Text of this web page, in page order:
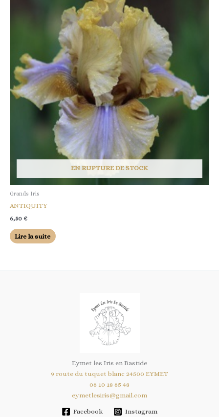
EN RUPTURE DE STOCK
Grands Iris
ANTIQUITY
6,50 €
Lire la suite
Eymet les Iris en Bastide
9 route du tuquet blanc 24500 EYMET
06 10 18 65 48
eymetlesiris@gmail.com
Facebook Instagram